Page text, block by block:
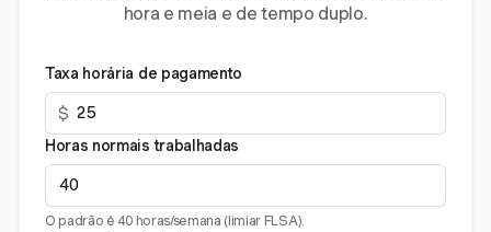
hora e meia e de tempo duplo.
Taxa horária de pagamento
$
Horas normais trabalhadas
O padrão é 40 horas/semana (limiar FLSA).